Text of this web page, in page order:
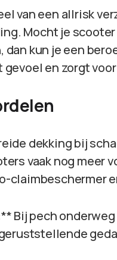
van een allrisk
Mocht je
kun je een
en zorgt
dekking bij
vaak nog meer
claimbeschermer
Bij pech